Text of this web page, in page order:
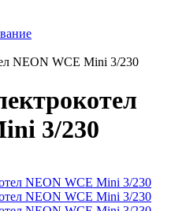
NEON WCE Mini 3/230
3/230